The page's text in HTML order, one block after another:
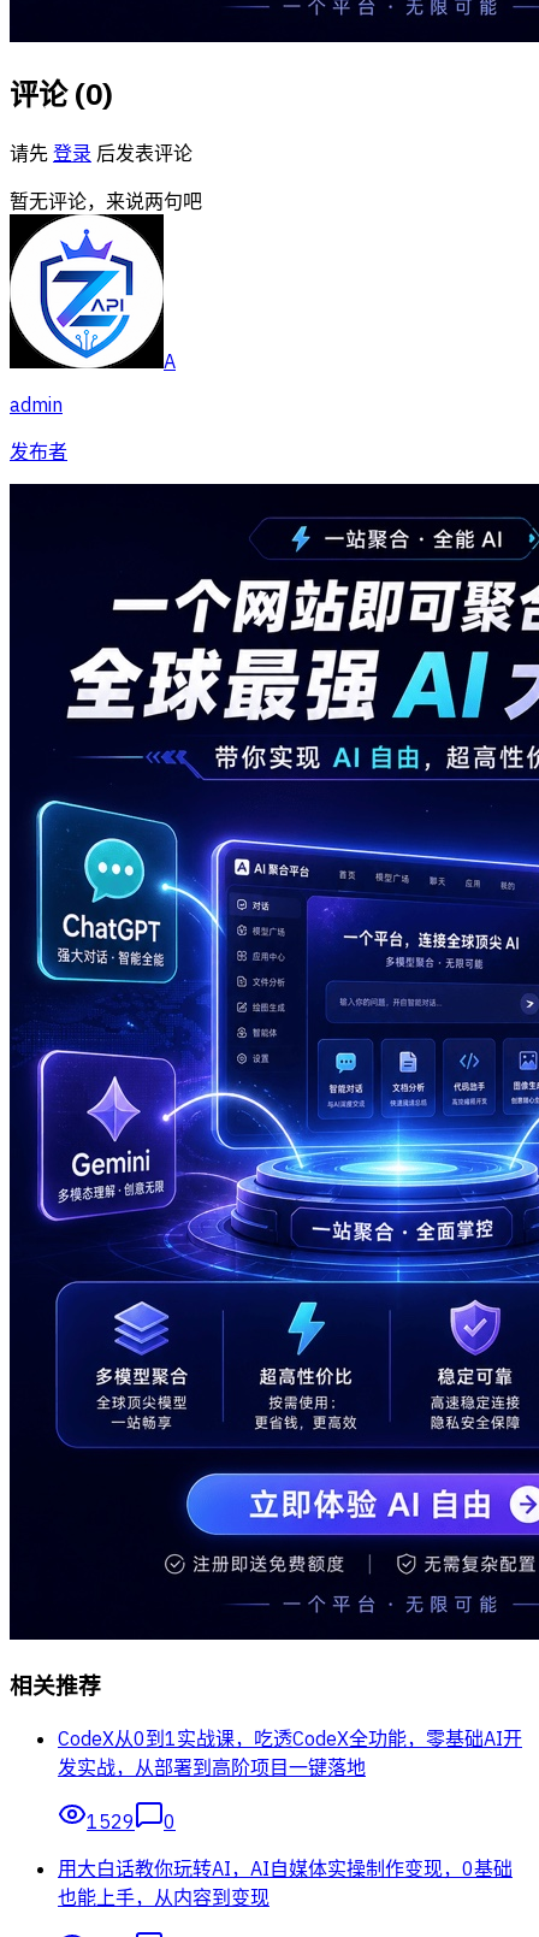
评论 (0)
请先 登录 后发表评论
暂无评论，来说两句吧
A
admin
发布者
相关推荐
CodeX从0到1实战课，吃透CodeX全功能，零基础AI开
发实战，从部署到高阶项目一键落地
1529
0
用大白话教你玩转AI，AI自媒体实操制作变现，0基础
也能上手，从内容到变现